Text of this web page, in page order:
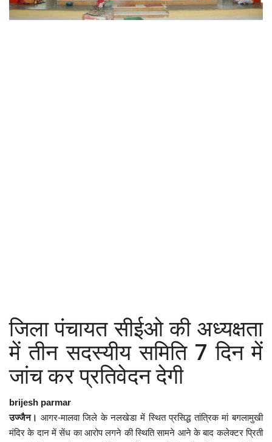
पंजाब
मनोरंजन
बिजनेस
संपर्क
जिला पंचायत सीईओ की अध्यक्षता
में तीन सदस्यीय समिति 7 दिन में
जांच कर प्रतिवेदन देगी
brijesh parmar
उज्जैन। आगर-मालवा जिले के नलखेडा में स्थित प्रसिद्ध तांत्रिक मां बगलामुखी
मंदिर के दान में सेंध का आरोप लगने की स्थिति सामने आने के बाद कलेक्टर प्रिती